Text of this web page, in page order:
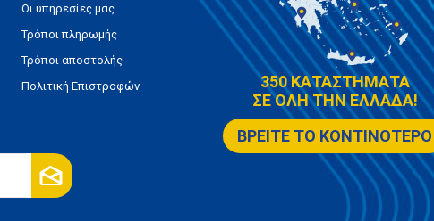
Οι υπηρεσίες μας
Τρόποι πληρωμής
Τρόποι αποστολής
Πολιτική Επιστροφών
350 ΚΑΤΑΣΤΗΜΑΤΑ
ΣΕ ΟΛΗ ΤΗΝ ΕΛΛΑΔΑ!
ΒΡΕΙΤΕ ΤΟ ΚΟΝΤΙΝΟΤΕΡΟ